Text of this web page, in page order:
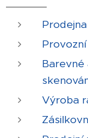
Barevné
Výroba